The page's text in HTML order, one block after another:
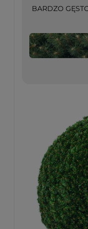
BARDZO